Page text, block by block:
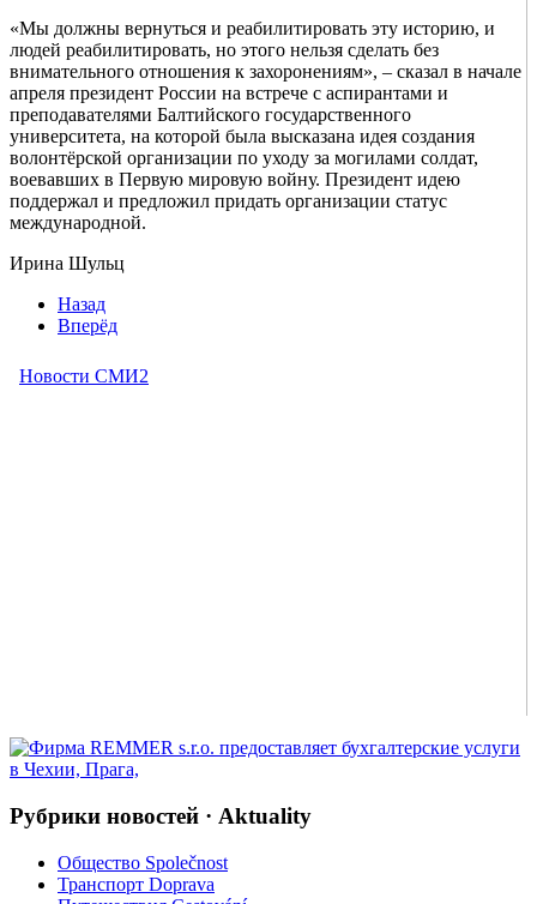
«Мы должны вернуться и реабилитировать эту историю, и
людей реабилитировать, но этого нельзя сделать без
внимательного отношения к захоронениям», – сказал в начале
апреля президент России на встрече с аспирантами и
преподавателями Балтийского государственного
университета, на которой была высказана идея создания
волонтёрской организации по уходу за могилами солдат,
воевавших в Первую мировую войну. Президент идею
поддержал и предложил придать организации статус
международной.
Ирина Шульц
Назад
Вперёд
Рубрики новостей · Aktuality
Общество Společnost
Транспорт Doprava